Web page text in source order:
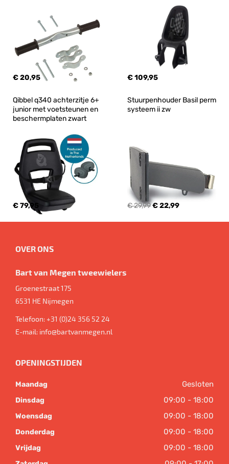
€ 20,95 € 109,95
Qibbel q340 achterzitje 6+
junior met voetsteunen en
beschermplaten zwart
€ 79,95
Stuurpenhouder Basil perm
systeem ii zw
€ 29,99€ 22,99
OVER ONS
Bart van Megen tweewielers
Groenestraat 175
6531 HE Nijmegen
Telefoon:+31 (0)24 356 52 24
E-mail: info@bartvanmegen.nl
OPENINGSTIJDEN
Maandag Gesloten
Dinsdag 09:00 - 18:00
Woensdag 09:00 - 18:00
Donderdag 09:00 - 18:00
Vrijdag 09:00 - 18:00